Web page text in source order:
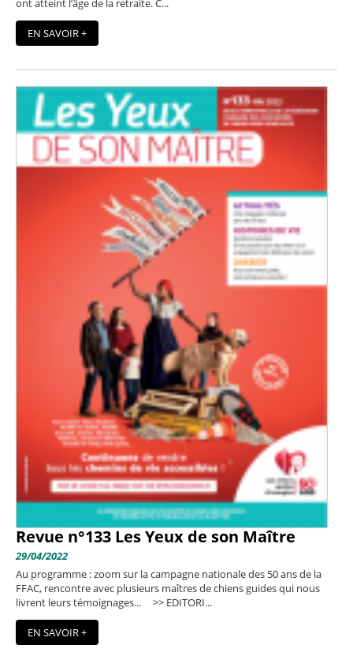
ont atteint l’âge de la retraite. C...
EN SAVOIR +
Revue n°133 Les Yeux de son Maître
29/04/2022
Au programme : zoom sur la campagne nationale des 50 ans de la
FFAC, rencontre avec plusieurs maîtres de chiens guides qui nous
livrent leurs témoignages... >> EDITORI...
EN SAVOIR +